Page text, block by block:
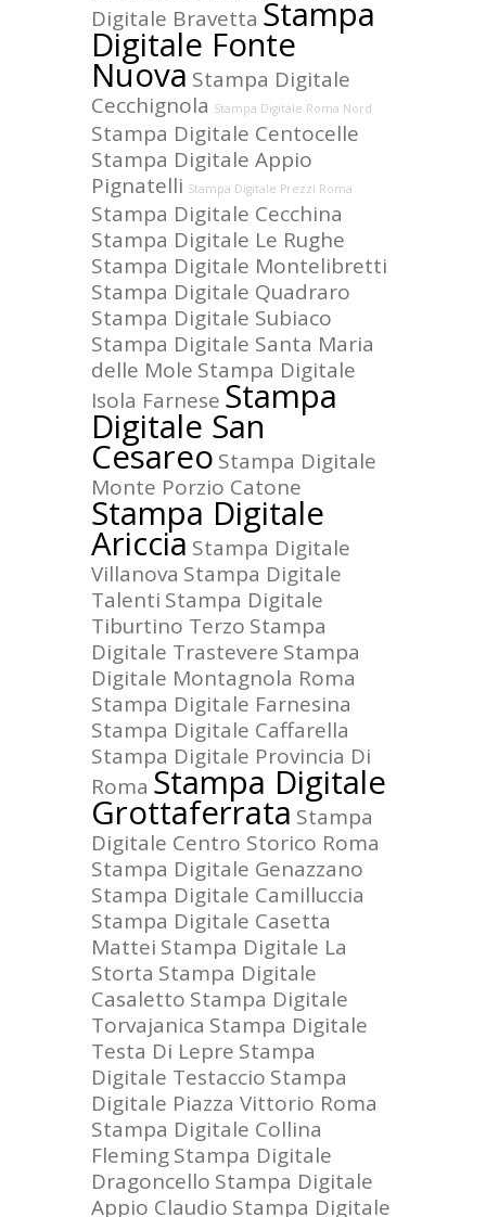
Digitale Bravetta Stampa
Digitale Fonte
Nuova Stampa Digitale
Cecchignola Stampa Digitale Roma Nord
Stampa Digitale Centocelle
Stampa Digitale Appio
Pignatelli Stampa Digitale Prezzi Roma
Stampa Digitale Cecchina
Stampa Digitale Le Rughe
Stampa Digitale Montelibretti
Stampa Digitale Quadraro
Stampa Digitale Subiaco
Stampa Digitale Santa Maria
delle Mole Stampa Digitale
Isola Farnese Stampa
Digitale San
Cesareo Stampa Digitale
Monte Porzio Catone
Stampa Digitale
Ariccia Stampa Digitale
Villanova Stampa Digitale
Talenti Stampa Digitale
Tiburtino Terzo Stampa
Digitale Trastevere Stampa
Digitale Montagnola Roma
Stampa Digitale Farnesina
Stampa Digitale Caffarella
Stampa Digitale Provincia Di
Roma Stampa Digitale
Grottaferrata Stampa
Digitale Centro Storico Roma
Stampa Digitale Genazzano
Stampa Digitale Camilluccia
Stampa Digitale Casetta
Mattei Stampa Digitale La
Storta Stampa Digitale
Casaletto Stampa Digitale
Torvajanica Stampa Digitale
Testa Di Lepre Stampa
Digitale Testaccio Stampa
Digitale Piazza Vittorio Roma
Stampa Digitale Collina
FlemingStampa Digitale
Dragoncello Stampa Digitale
Appio Claudio Stampa Digitale